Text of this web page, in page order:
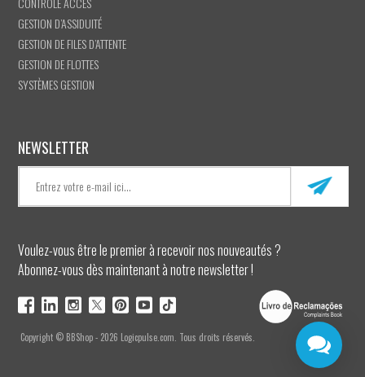
GESTION D’ASSIDUITÉ
GESTION DE FILES D’ATTENTE
GESTION DE FLOTTES
SYSTÈMES GESTION
NEWSLETTER
Voulez-vous être le premier à recevoir nos nouveautés ?
Abonnez-vous dès maintenant à notre newsletter !
Copyright © BBShop - 2026 Logicpulse.com. Tous droits réservés.